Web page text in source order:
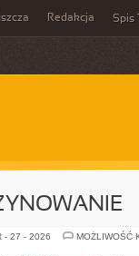
Redakcja Spis
- 27 - 2026
MOŻLIWOŚĆ